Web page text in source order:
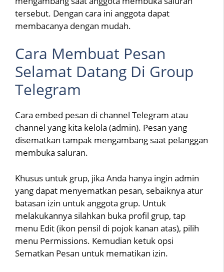
tersebut. Dengan cara ini anggota dapat
membacanya dengan mudah.
Cara Membuat Pesan
Selamat Datang Di Group
Telegram
Cara embed pesan di channel Telegram atau
channel yang kita kelola (admin). Pesan yang
disematkan tampak mengambang saat pelanggan
membuka saluran.
Khusus untuk grup, jika Anda hanya ingin admin
yang dapat menyematkan pesan, sebaiknya atur
batasan izin untuk anggota grup. Untuk
melakukannya silahkan buka profil grup, tap
menu Edit (ikon pensil di pojok kanan atas), pilih
menu Permissions. Kemudian ketuk opsi
Sematkan Pesan untuk mematikan izin.